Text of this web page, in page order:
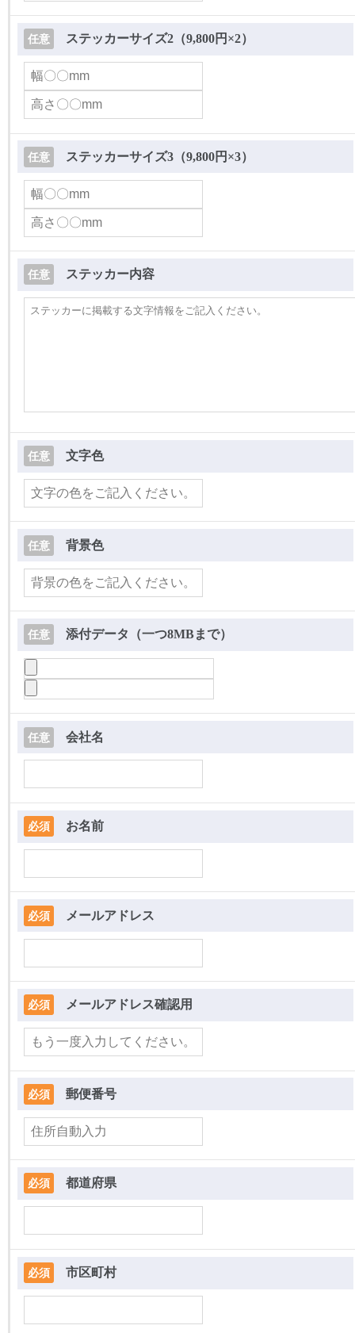
任意 ステッカーサイズ2（9,800円×2）
任意 ステッカーサイズ3（9,800円×3）
任意 ステッカー内容
任意 文字色
任意 背景色
任意 添付データ（一つ8MBまで）
任意 会社名
必須 お名前
必須 メールアドレス
必須 メールアドレス確認用
必須 郵便番号
必須 都道府県
必須 市区町村